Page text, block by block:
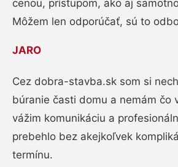
cenou, prístupom, ako aj
Môžem len odporúčať, sú to
JARO
Cez dobra-stavba.sk som si
búranie časti domu a nemám čo
vážim komunikáciu a
prebehlo bez akejkoľvek
termínu.